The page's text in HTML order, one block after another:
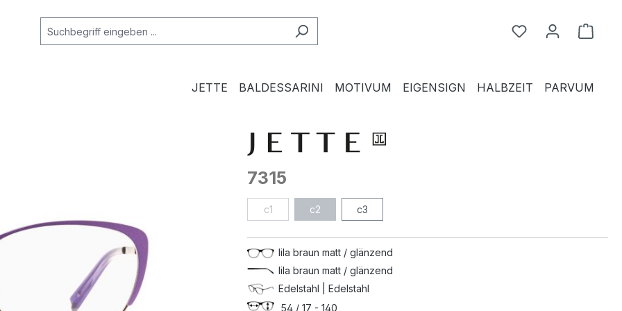
Du hast 0
JETTE BALDESSARINI MOTIVUM EIGENSIGN HALBZEIT PARVUM
7315
c1 c2 c3
lila braun matt / glänzend
lila braun matt / glänzend
Edelstahl | Edelstahl
54 / 17 - 140